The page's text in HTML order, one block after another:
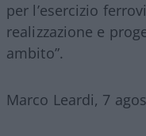
per l’esercizio
realizzazione e
ambito”.
Marco Leardi, 7